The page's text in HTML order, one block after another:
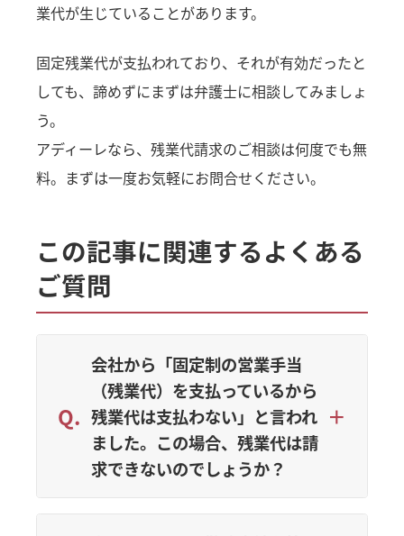
業代が生じていることがあります。
固定残業代が支払われており、それが有効だったと
しても、諦めずにまずは弁護士に相談してみましょ
う。
アディーレなら、残業代請求のご相談は何度でも無
料。まずは一度お気軽にお問合せください。
この記事に関連するよくある
ご質問
会社から「固定制の営業手当
（残業代）を支払っているから
残業代は支払わない」と言われ
ました。この場合、残業代は請
求できないのでしょうか？